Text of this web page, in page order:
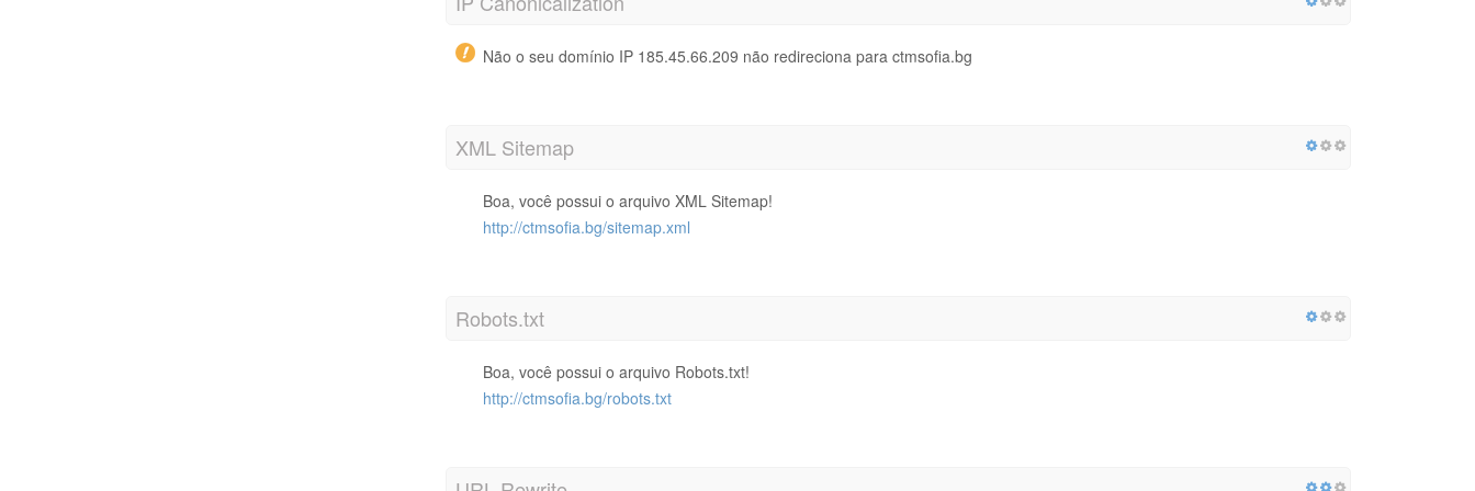
Não o seu domínio IP 185.45.66.209 não redireciona para ctmsofia.bg
XML Sitemap
Boa, você possui o arquivo XML Sitemap!
http://ctmsofia.bg/sitemap.xml
Robots.txt
Boa, você possui o arquivo Robots.txt!
http://ctmsofia.bg/robots.txt